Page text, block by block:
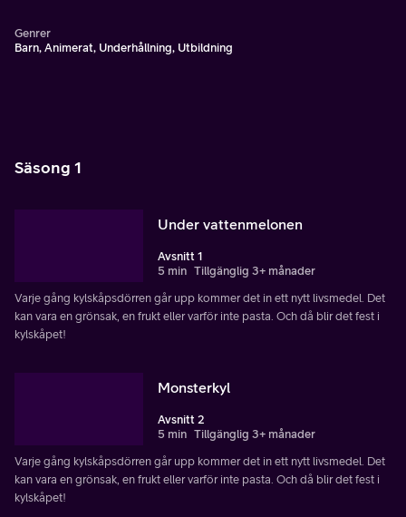
Genrer
Barn, Animerat, Underhållning, Utbildning
Säsong 1
Under vattenmelonen
Avsnitt 1
5 min Tillgänglig 3+ månader
Varje gång kylskåpsdörren går upp kommer det in ett nytt livsmedel. Det
kan vara en grönsak, en frukt eller varför inte pasta. Och då blir det fest i
kylskåpet!
Monsterkyl
Avsnitt 2
5 min Tillgänglig 3+ månader
Varje gång kylskåpsdörren går upp kommer det in ett nytt livsmedel. Det
kan vara en grönsak, en frukt eller varför inte pasta. Och då blir det fest i
kylskåpet!